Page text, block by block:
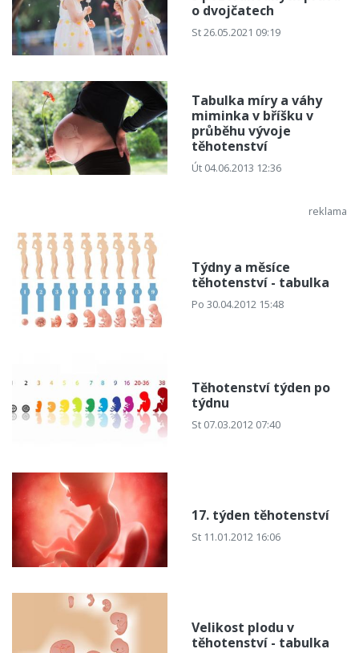
o dvojčatech
St 26.05.2021 09:19
Tabulka míry a váhy
miminka v bříšku v
průběhu vývoje
těhotenství
Út 04.06.2013 12:36
Týdny a měsíce
těhotenství - tabulka
Po 30.04.2012 15:48
Těhotenství týden po
týdnu
St 07.03.2012 07:40
17. týden těhotenství
St 11.01.2012 16:06
Velikost plodu v
těhotenství - tabulka